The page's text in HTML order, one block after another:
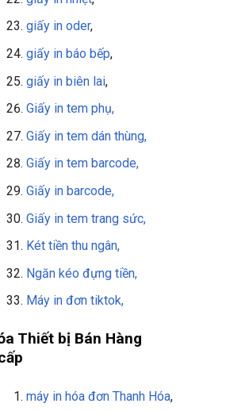
giấy in oder,
giấy in báo bếp,
giấy in biên lai,
Giấy in tem phụ,
Giấy in tem dán thùng,
Giấy in tem barcode,
Giấy in barcode,
Giấy in tem trang sức,
Két tiền thu ngân,
Ngăn kéo đựng tiền,
Máy in đơn tiktok,
Thiết bị Bán Hàng
máy in hóa đơn Thanh Hóa,